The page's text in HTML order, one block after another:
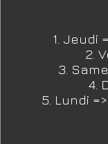
1. Jeudi
2.
3.
4.
5. Lundi